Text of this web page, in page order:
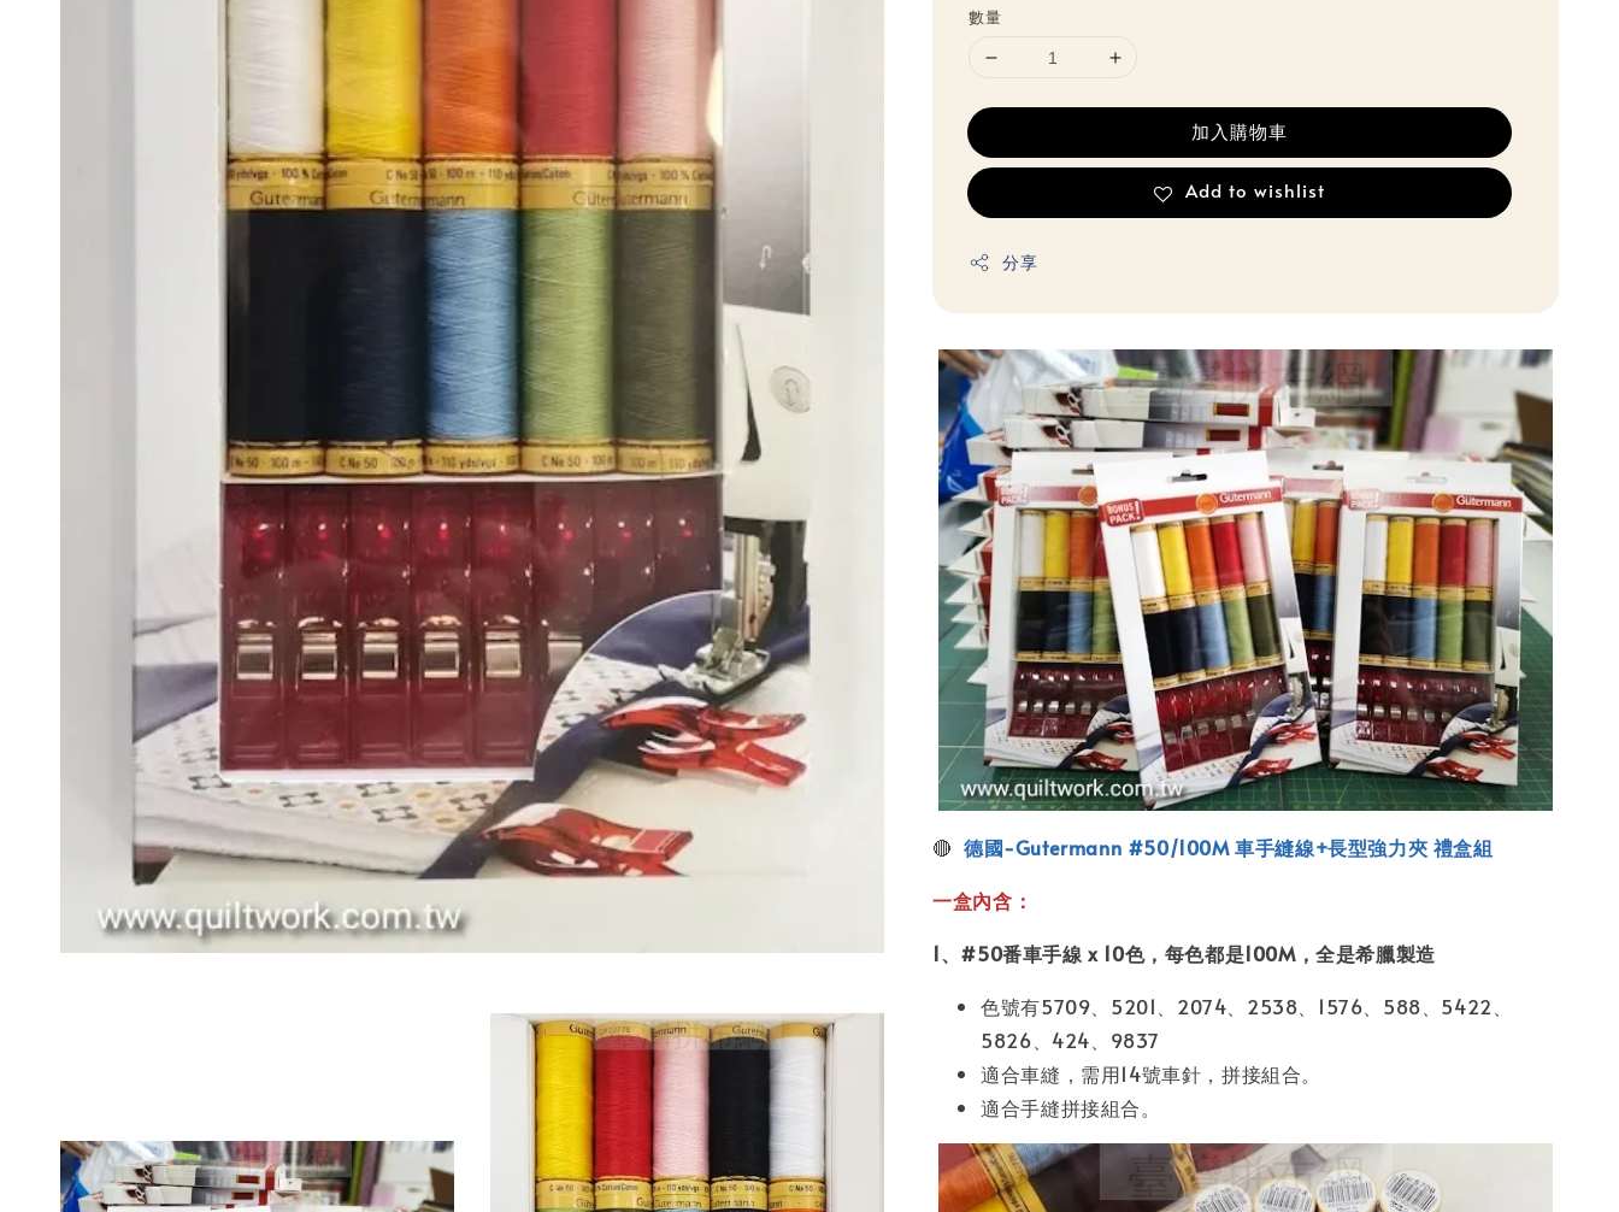
數量
加入購物車
Add to wishlist
分享
🔴 德國-Gutermann #50/100M 車手縫線+長型強力夾 禮盒組
一盒內含：
1、#50番車手線 x 10色，每色都是100M，全是希臘製造
色號有5709、5201、2074、2538、1576、588、5422、
5826、424、9837
適合車縫，需用14號車針，拼接組合。
適合手縫拼接組合。